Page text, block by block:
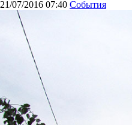
21/07/2016 07:40 События